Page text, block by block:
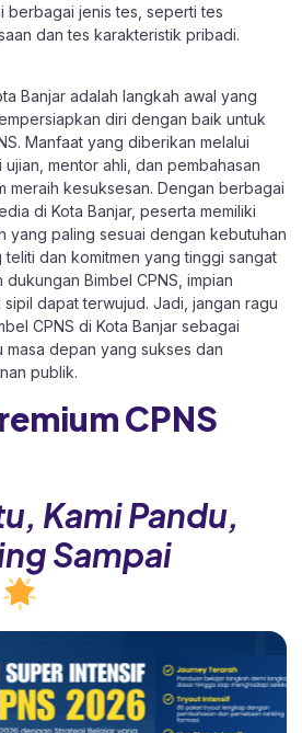
berbagai jenis tes, seperti tes
dan tes karakteristik pribadi.
Banjar adalah langkah awal yang
diri dengan baik untuk
Manfaat yang diberikan melalui
ujian, mentor ahli, dan pembahasan
meraih kesuksesan. Dengan berbagai
di Kota Banjar, peserta memiliki
yang paling sesuai dengan kebutuhan
dan komitmen yang tinggi sangat
Bimbel CPNS, impian
dapat terwujud. Jadi, jangan ragu
CPNS di Kota Banjar sebagai
masa depan yang sukses dan
publik.
CPNS
Kami Pandu,
Sampai